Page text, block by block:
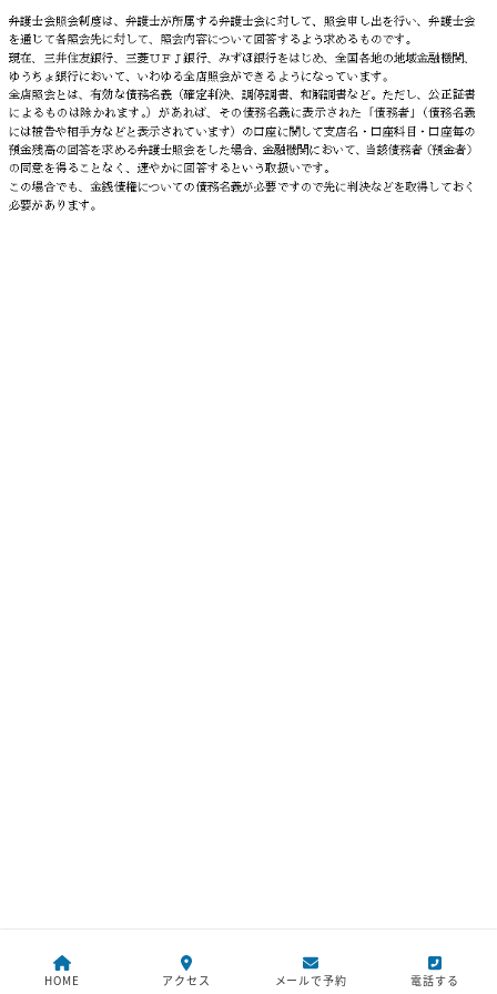
HOME アクセス メールで予約 電話する